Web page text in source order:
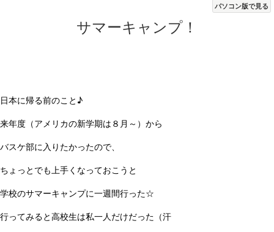
パソコン版で見る
サマーキャンプ！
日本に帰る前のこと♪
来年度（アメリカの新学期は８月～）から
バスケ部に入りたかったので、
ちょっとでも上手くなっておこうと
学校のサマーキャンプに一週間行った☆
行ってみると高校生は私一人だけだった（汗